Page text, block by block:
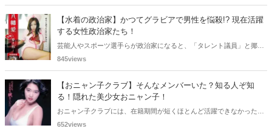
をご紹介します。
【水着の政治家】かつてグラビアで男性を悩殺!? 現在活躍
する女性政治家たち！
芸能人やスポーツ選手らが政治家になると、「タレント議員」と揶揄
されることがありますが、同時に、"タレントとしての活躍" が再注目
わどいショットで多くの男性を魅了した女性も!? 今回は、そんなグラ
ビアで活躍した女性政治家6名をご紹介します。
845views
【おニャン子クラブ】そんなメンバーいた？知る人ぞ知
る！隠れた美少女おニャン子！
おニャン子クラブには、在籍期間が短くほとんど活躍できなかったも
のの、知る人ぞ知る "美少女おニャン子" がいました。それも、強制的
652views